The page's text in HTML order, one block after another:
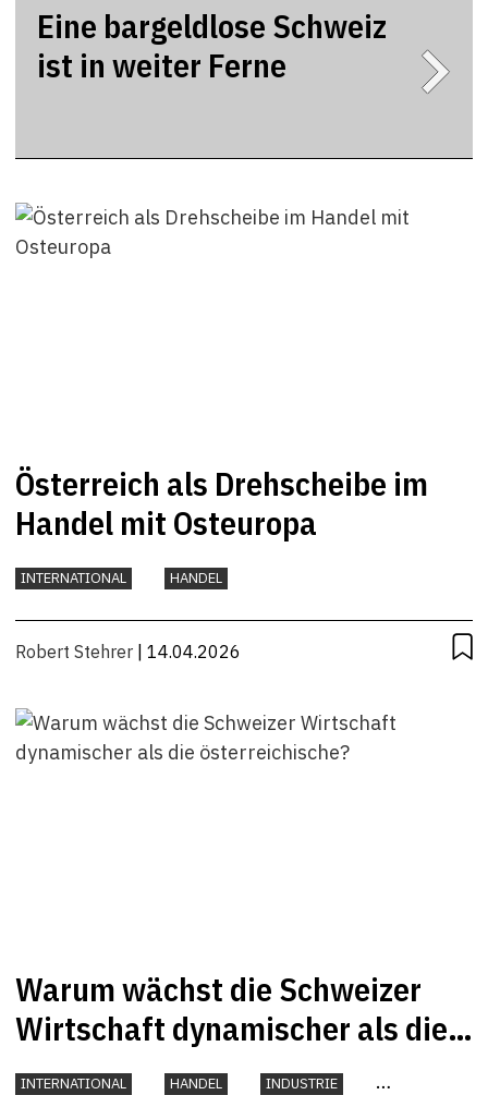
Eine bargeldlose Schweiz
ist in weiter Ferne
Österreich als Drehscheibe im
Handel mit Osteuropa
INTERNATIONAL HANDEL
Robert Stehrer | 14.04.2026
Warum wächst die Schweizer
Wirtschaft dynamischer als die
österreichische?
INTERNATIONAL HANDEL
INDUSTRIE